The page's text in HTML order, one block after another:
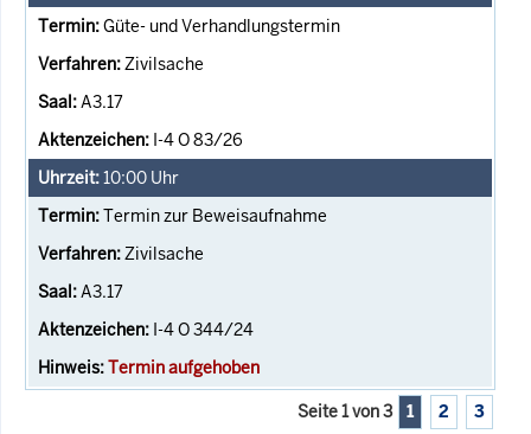
Güte- und Verhandlungstermin
Zivilsache
A3.17
I-4 O 83/26
10:00 Uhr
Termin zur Beweisaufnahme
Zivilsache
A3.17
I-4 O 344/24
Termin aufgehoben
Seite 1 von 3 1 2 3